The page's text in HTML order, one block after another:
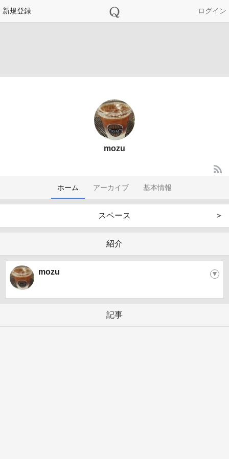
新規登録 ログイン
mozu
ホーム アーカイブ 基本情報
スペース ＞
紹介
mozu ▼
記事